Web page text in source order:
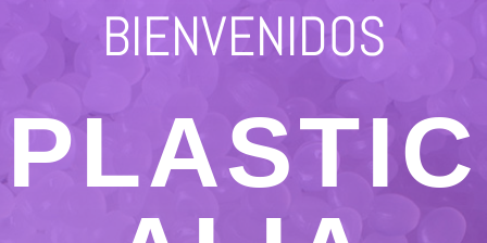
BIENVENIDOS
PLASTIC